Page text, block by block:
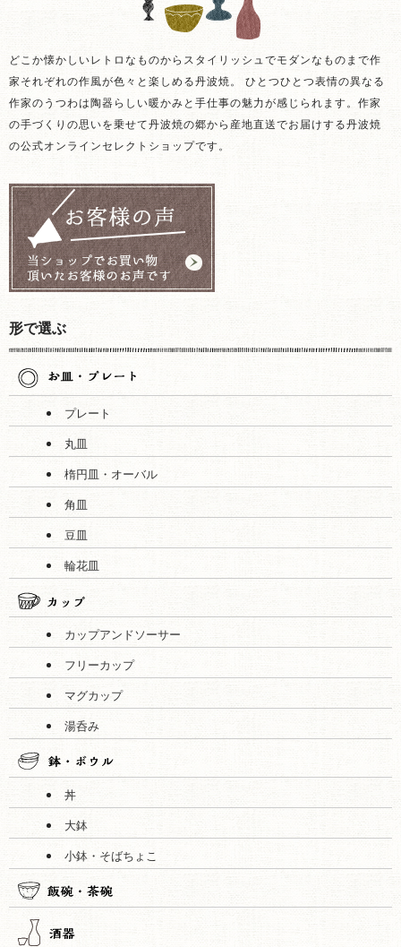
どこか懐かしいレトロなものからスタイリッシュでモダンなものまで作
家それぞれの作風が色々と楽しめる丹波焼。 ひとつひとつ表情の異なる
作家のうつわは陶器らしい暖かみと手仕事の魅力が感じられます。作家
の手づくりの思いを乗せて丹波焼の郷から産地直送でお届けする丹波焼
の公式オンラインセレクトショップです。
形で選ぶ
プレート
丸皿
楕円皿・オーバル
角皿
豆皿
輪花皿
カップアンドソーサー
フリーカップ
マグカップ
湯呑み
丼
大鉢
小鉢・そばちょこ